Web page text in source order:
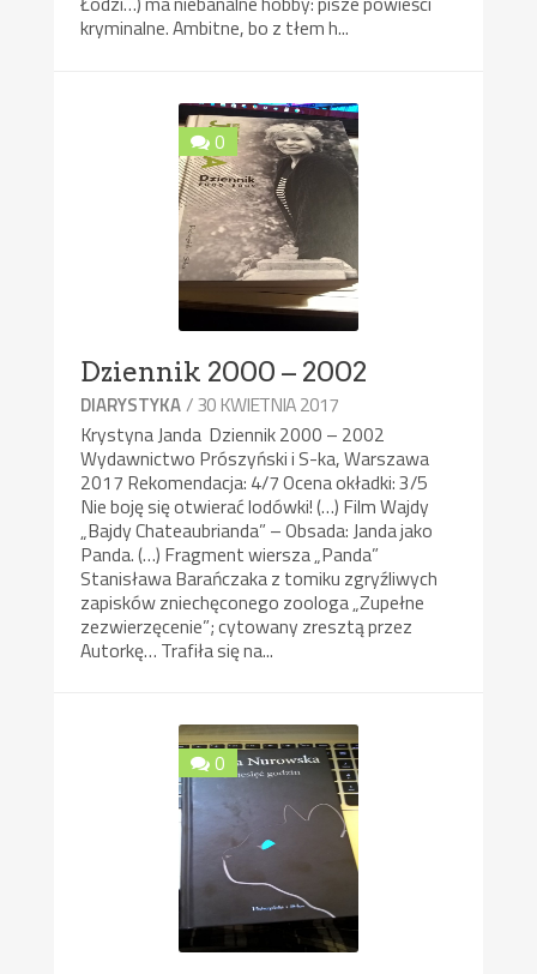
kryminalne. Ambitne, bo z tłem h...
0
Dziennik 2000 – 2002
DIARYSTYKA/ 30 KWIETNIA 2017
Krystyna Janda Dziennik 2000 – 2002
Wydawnictwo Prószyński i S-ka, Warszawa
2017 Rekomendacja: 4/7 Ocena okładki: 3/5
Nie boję się otwierać lodówki! (…) Film Wajdy
„Bajdy Chateaubrianda” – Obsada: Janda jako
Panda. (…) Fragment wiersza „Panda”
Stanisława Barańczaka z tomiku zgryźliwych
zapisków zniechęconego zoologa „Zupełne
zezwierzęcenie”; cytowany zresztą przez
Autorkę… Trafiła się na...
0